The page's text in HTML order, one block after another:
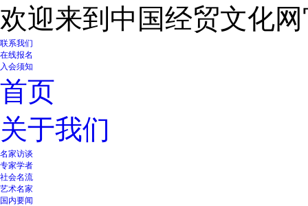
欢迎来到中国经贸文化
联系我们
在线报名
入会须知
首页
关于我们
名家访谈
专家学者
社会名流
艺术名家
国内要闻